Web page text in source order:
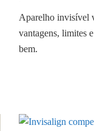
Aparelho invisível
vantagens, limites
bem.